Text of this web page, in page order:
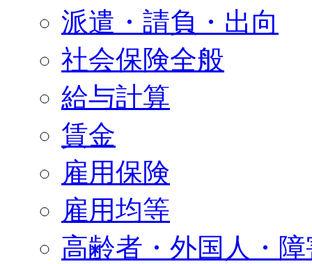
派遣・請負・出向
社会保険全般
給与計算
賃金
雇用保険
雇用均等
高齢者・外国人・